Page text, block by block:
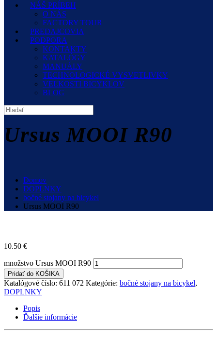
NÁŠ PRÍBEH
O NÁS
FACTORY TOUR
PREDAJCOVIA
PODPORA
KONTAKTY
KATALÓGY
MANUÁLY
TECHNOLOGICKÉ VYSVETLIVKY
VEĽKOSTI BICYKLOV
BLOG
Ursus MOOI R90
Domov
DOPLNKY
bočné stojany na bicykel
Ursus MOOI R90
10.50 €
množstvo Ursus MOOI R90
Pridať do KOŠIKA
Katalógové číslo: 611 072 Kategórie: bočné stojany na bicykel,
DOPLNKY
Popis
Ďalšie informácie